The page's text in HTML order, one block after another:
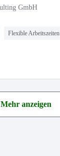
GmbH
Flexible Arbeitszeiten
Mehr anzeigen